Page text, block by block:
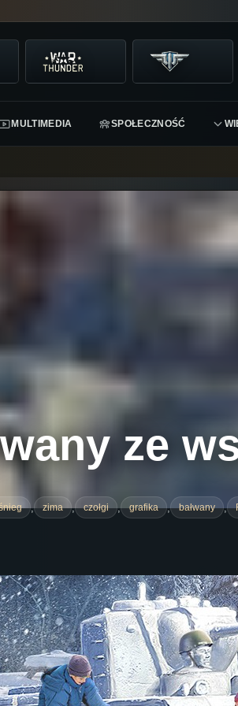
MULTIMEDIA SPOŁECZNOŚĆ
ze
, zima , czołgi , grafika , bałwany ,